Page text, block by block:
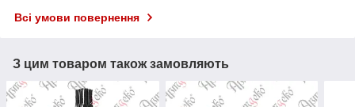
Всі умови повернення
З цим товаром також замовляють